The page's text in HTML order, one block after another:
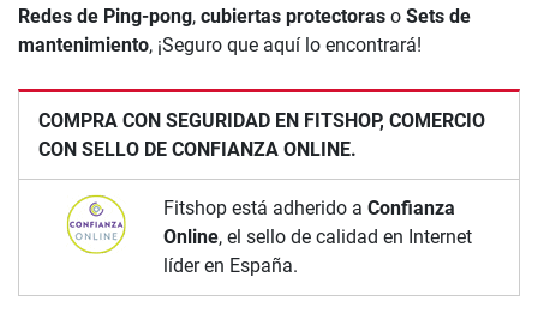
COMPRA CON SEGURIDAD EN FITSHOP, COMERCIO
CON SELLO DE CONFIANZA ONLINE.
Fitshop está adherido a Confianza
Online, el sello de calidad en Internet
líder en España.
Redes de Ping-pong, cubiertas protectoras o Sets de
mantenimiento, ¡Seguro que aquí lo encontrará!